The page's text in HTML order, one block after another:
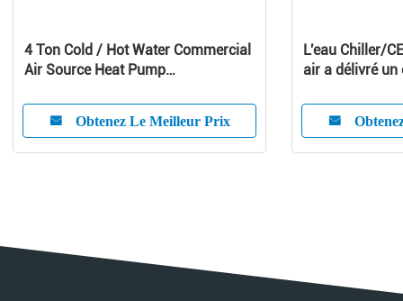
4 Ton Cold / Hot Water Commercial
Air Source Heat Pump
Obtenez Le Meilleur Prix
L'eau Chiller/
air a délivré un